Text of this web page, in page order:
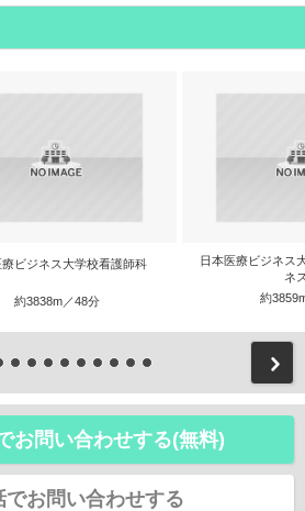
療ビジネス大学校看護師科
約3838m／48分
日本医療ビジネス
ネ
約
お問い合わせする(無料)
でお問い合わせする